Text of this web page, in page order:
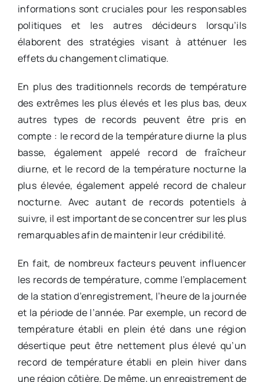
informations sont cruciales pour les responsables
politiques et les autres décideurs lorsqu’ils
élaborent des stratégies visant à atténuer les
effets du changement climatique.
En plus des traditionnels records de température
des extrêmes les plus élevés et les plus bas, deux
autres types de records peuvent être pris en
compte : le record de la température diurne la plus
basse, également appelé record de fraîcheur
diurne, et le record de la température nocturne la
plus élevée, également appelé record de chaleur
nocturne. Avec autant de records potentiels à
suivre, il est important de se concentrer sur les plus
remarquables afin de maintenir leur crédibilité.
En fait, de nombreux facteurs peuvent influencer
les records de température, comme l’emplacement
de la station d’enregistrement, l’heure de la journée
et la période de l’année. Par exemple, un record de
température établi en plein été dans une région
désertique peut être nettement plus élevé qu’un
record de température établi en plein hiver dans
une région côtière. De même, un enregistrement de